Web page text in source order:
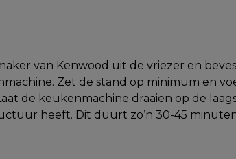
van Kenwood uit de vriezer en
Zet de stand op minimum en
de keukenmachine draaien op de
heeft. Dit duurt zo’n 30-45